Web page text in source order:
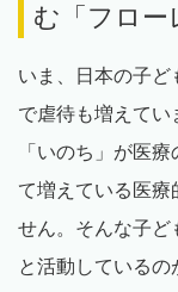
む「フロー
いま、日本の子
で虐待も増えて
「いのち」が医
て増えている医療
せん。そんな子ど
と活動している